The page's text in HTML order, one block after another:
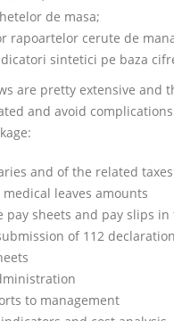
de masa;
rapoartelor cerute de
sintetici pe baza
are pretty extensive and
and avoid complications
and of the related
leaves amounts
pay sheets and pay slips
of 112
to management